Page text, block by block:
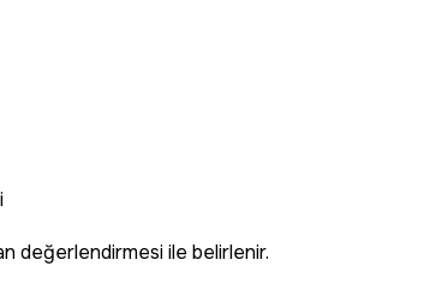
değerlendirmesi ile belirlenir.